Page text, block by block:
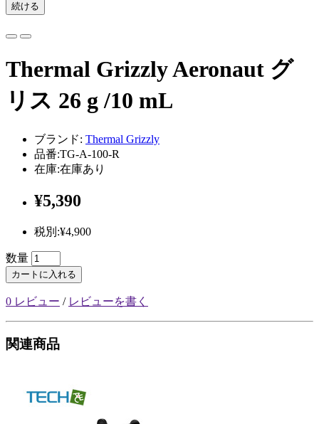
続ける
Thermal Grizzly Aeronaut グ
リス 26 g /10 mL
ブランド: Thermal Grizzly
品番:TG-A-100-R
在庫:在庫あり
¥5,390
税別:¥4,900
数量
カートに入れる
0 レビュー / レビューを書く
関連商品